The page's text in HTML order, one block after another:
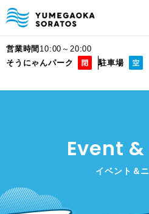
営業時間 10:00～20:00
そうにゃんパーク
駐車場
Event
イベント＆